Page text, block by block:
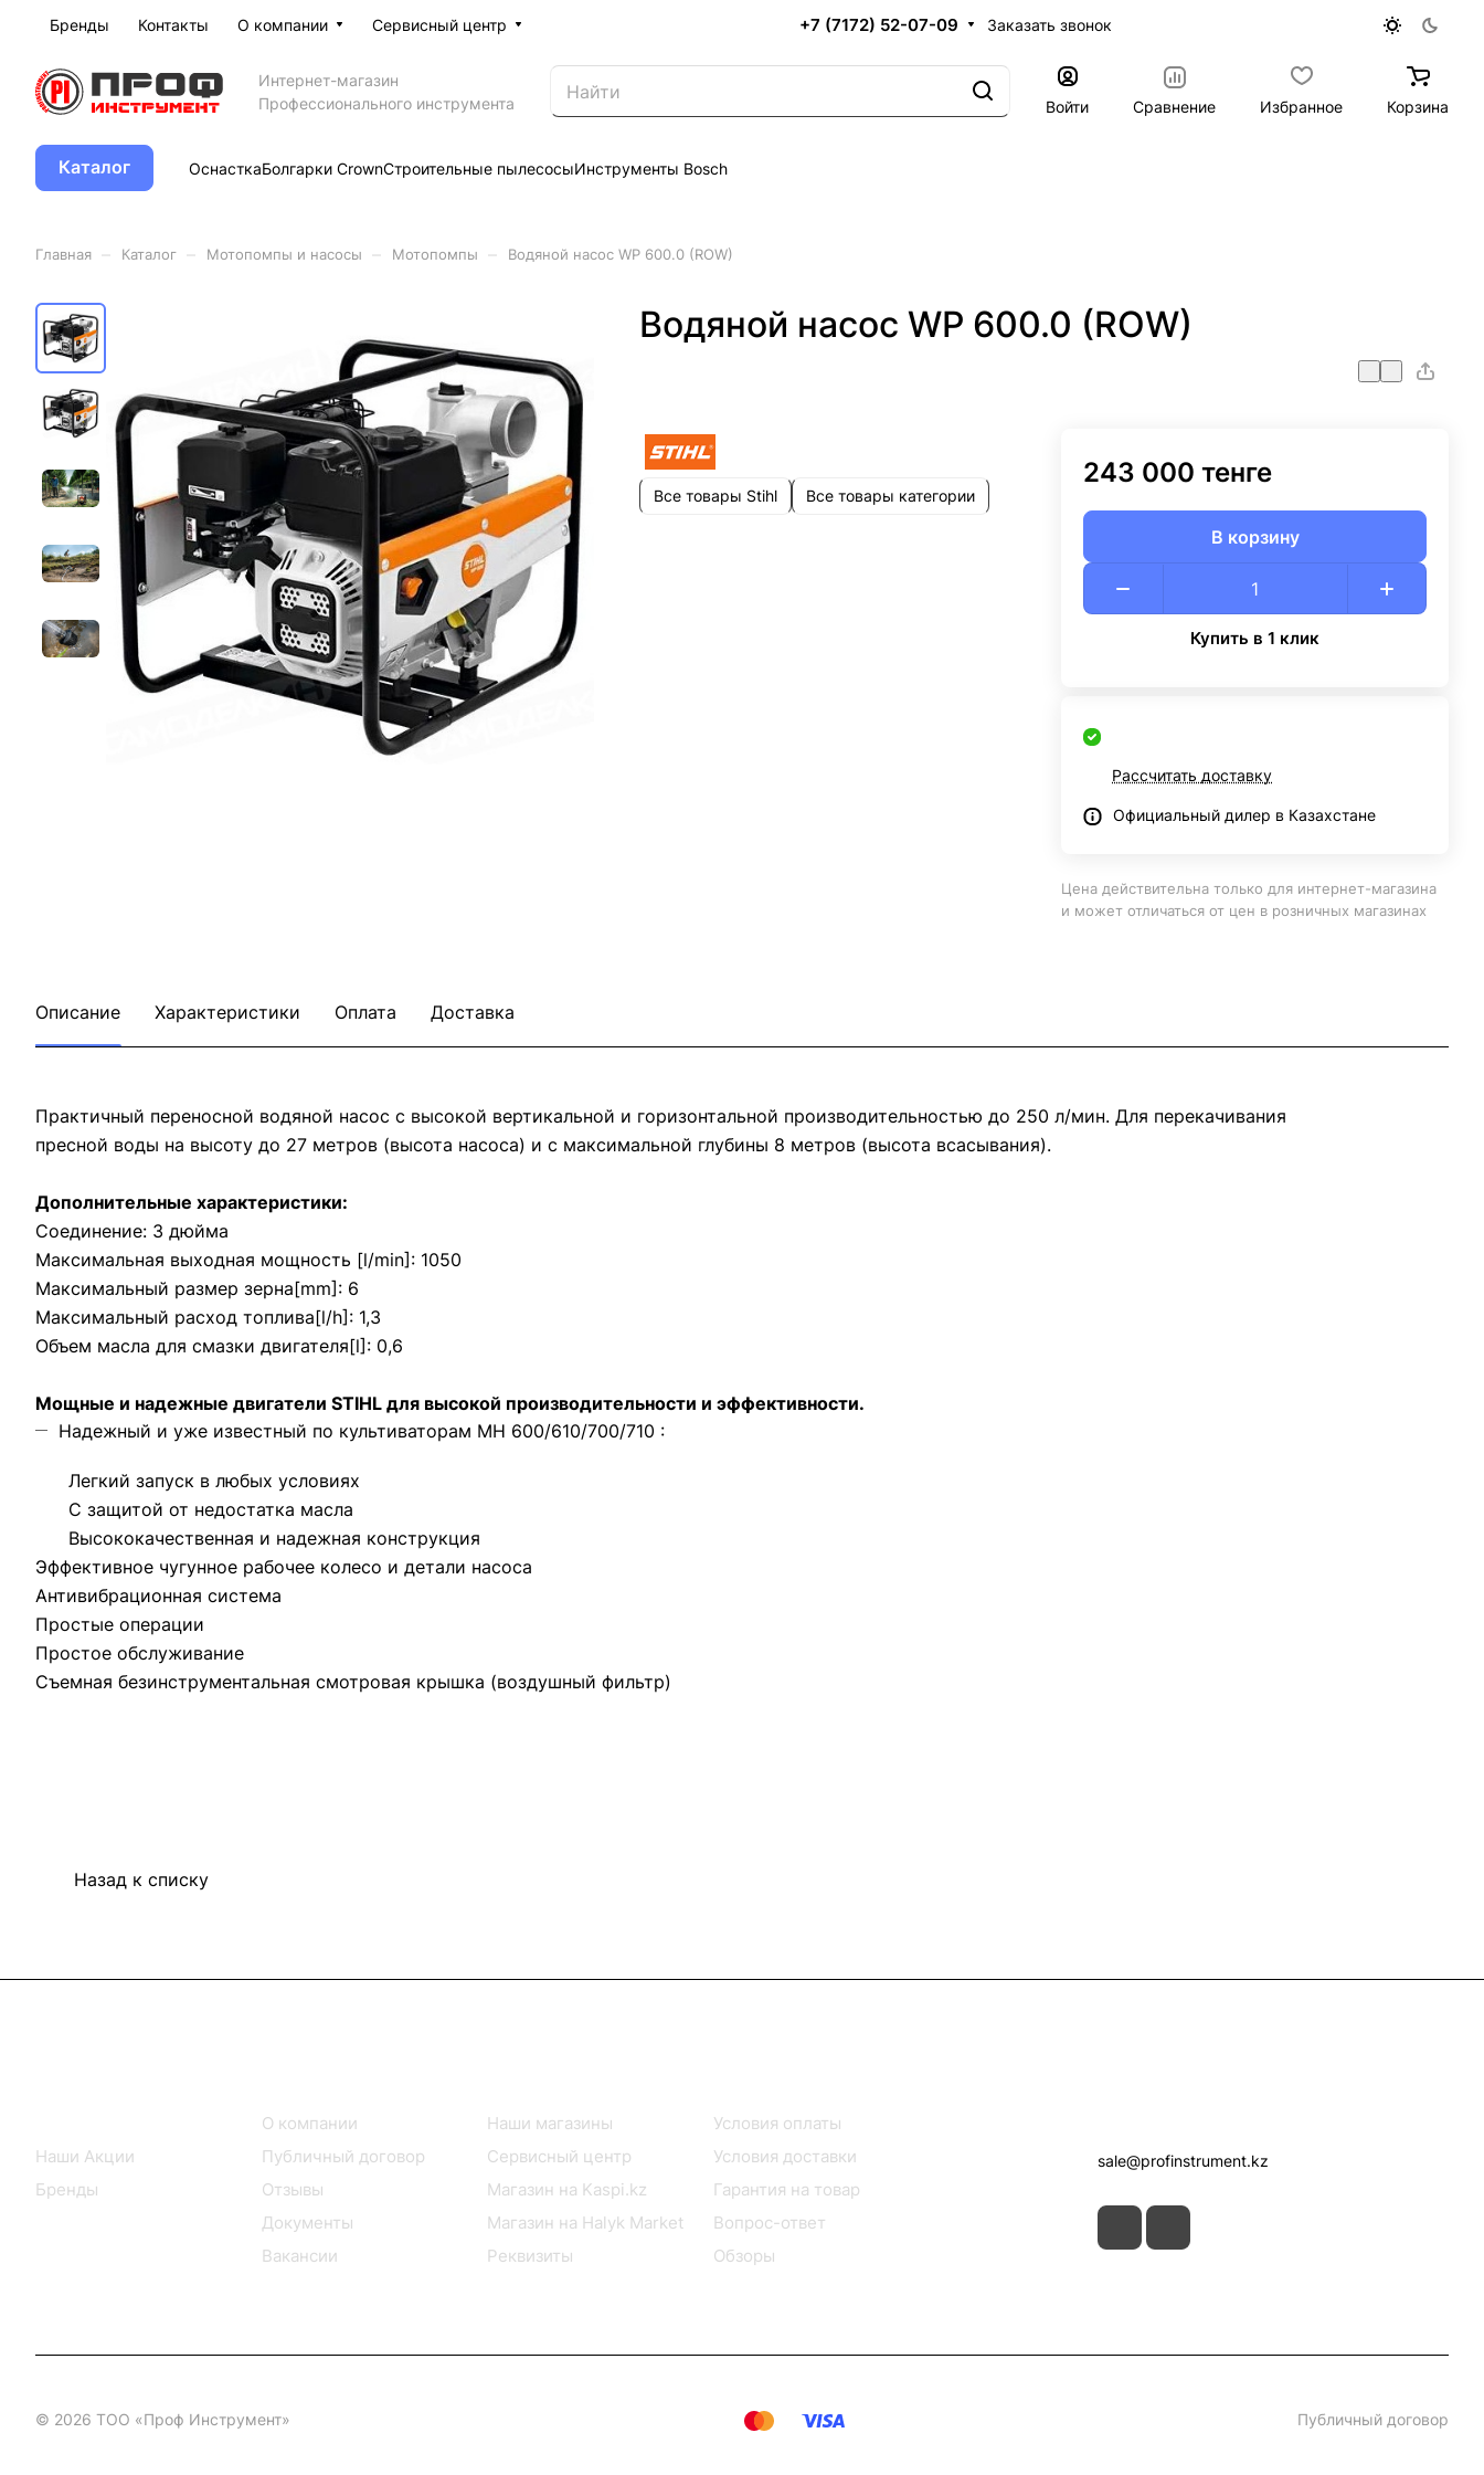
Бренды Контакты О компании Сервисный центр +7 (7172) 52-07-09 Заказать звонок
Интернет-магазин
Профессионального инструмента
Войти Сравнение Избранное Корзина
Каталог ОснасткаБолгарки CrownСтроительные пылесосыИнструменты Bosch
Главная Каталог Мотопомпы и насосы Мотопомпы Водяной насос WP 600.0 (ROW)
Водяной насос WP 600.0 (ROW)
Все товары Stihl Все товары категории
243 000 тенге
В корзину
Купить в 1 клик
Рассчитать доставку
Официальный дилер в Казахстане
Цена действительна только для интернет-магазина
и может отличаться от цен в розничных магазинах
Описание Характеристики Оплата Доставка
Практичный переносной водяной насос с высокой вертикальной и горизонтальной производительностью до 250 л/мин. Для перекачивания
пресной воды на высоту до 27 метров (высота насоса) и с максимальной глубины 8 метров (высота всасывания).
Дополнительные характеристики:
Соединение: 3 дюйма
Максимальная выходная мощность [l/min]: 1050
Максимальный размер зерна[mm]: 6
Максимальный расход топлива[l/h]: 1,3
Объем масла для смазки двигателя[l]: 0,6
Мощные и надежные двигатели STIHL для высокой производительности и эффективности.
Надежный и уже известный по культиваторам MH 600/610/700/710 :
Легкий запуск в любых условиях
С защитой от недостатка масла
Высококачественная и надежная конструкция
Эффективное чугунное рабочее колесо и детали насоса
Антивибрационная система
Простые операции
Простое обслуживание
Съемная безинструментальная смотровая крышка (воздушный фильтр)
Назад к списку
Наши Акции
Бренды
О компании
Публичный договор
Отзывы
Документы
Вакансии
Наши магазины
Сервисный центр
Магазин на Kaspi.kz
Магазин на Halyk Market
Реквизиты
Условия оплаты
Условия доставки
Гарантия на товар
Вопрос-ответ
Обзоры
sale@profinstrument.kz
© 2026 ТОО «Проф Инструмент» Публичный договор